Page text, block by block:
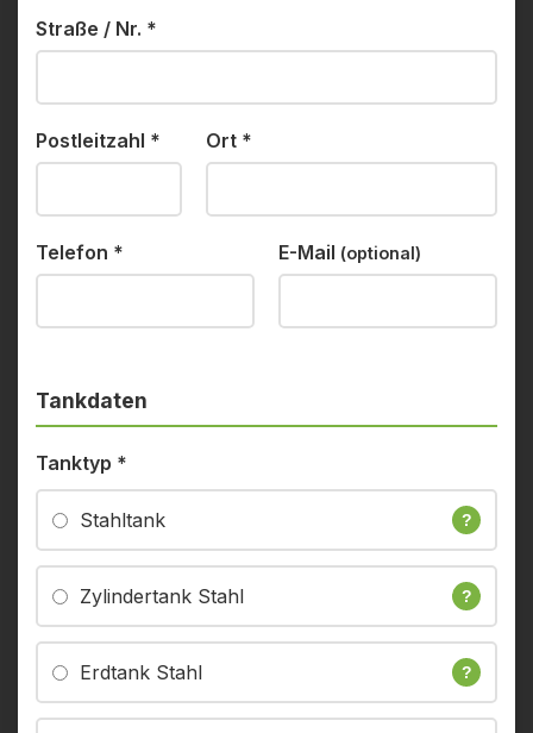
Straße / Nr. *
Postleitzahl * Ort *
Telefon * E-Mail (optional)
Tankdaten
Tanktyp *
Stahltank ?
Zylindertank Stahl ?
Erdtank Stahl ?